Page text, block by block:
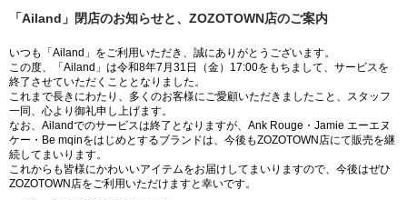
「Ailand」閉店のお知らせと、ZOZOTOWN店のご案内
いつも「Ailand」をご利用いただき、誠にありがとうございます。
この度、「Ailand」は令和8年7月31日（金）17:00をもちまして、サービスを
終了させていただくこととなりました。
これまで長きにわたり、多くのお客様にご愛顧いただきましたこと、スタッフ
一同、心より御礼申し上げます。
なお、Ailandでのサービスは終了となりますが、Ank Rouge・Jamie エーエヌ
ケー・Be mqinをはじめとするブランドは、今後もZOZOTOWN店にて販売を継
続してまいります。
これからも皆様にかわいいアイテムをお届けしてまいりますので、今後はぜひ
ZOZOTOWN店をご利用いただけますと幸いです。